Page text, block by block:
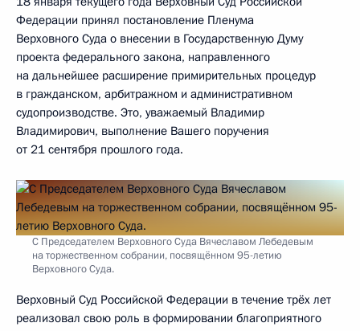
Федерации принял постановление Пленума
Верховного Суда о внесении в Государственную Думу
проекта федерального закона, направленного
на дальнейшее расширение примирительных процедур
в гражданском, арбитражном и административном
судопроизводстве. Это, уважаемый Владимир
Владимирович, выполнение Вашего поручения
от 21 сентября прошлого года.
С Председателем Верховного Суда Вячеславом Лебедевым
на торжественном собрании, посвящённом 95-летию
Верховного Суда.
Верховный Суд Российской Федерации в течение трёх лет
реализовал свою роль в формировании благоприятного